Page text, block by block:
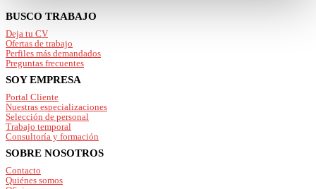
izquierda de la página.
Footer
BUSCO TRABAJO
Deja tu CV
Ofertas de trabajo
Perfiles más demandados
Preguntas frecuentes
SOY EMPRESA
Portal Cliente
Nuestras especializaciones
Selección de personal
Trabajo temporal
Consultoría y formación
SOBRE NOSOTROS
Contacto
Quiénes somos